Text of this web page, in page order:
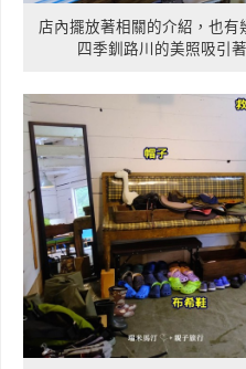
店內擺放著相關的介紹，也
四季釧路川的美照吸引